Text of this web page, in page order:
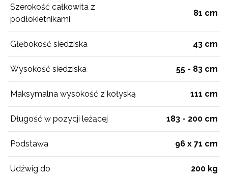
Szerokość całkowita z
podłokietnikami
81 cm
Głębokość siedziska 43 cm
Wysokość siedziska 55 - 83 cm
Maksymalna wysokość z kołyską 111 cm
Długość w pozycji leżącej 183 - 200 cm
Podstawa 96 x 71 cm
Udźwig do 200 kg